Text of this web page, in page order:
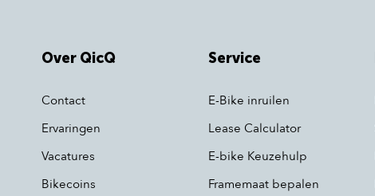
Over QicQ
Contact
Ervaringen
Vacatures
Bikecoins
Service
E-Bike inruilen
Lease Calculator
E-bike Keuzehulp
Framemaat bepalen